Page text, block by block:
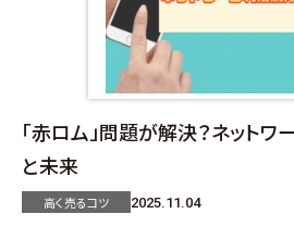
「赤ロム」問題が解決？ネット
と未来
高く売るコツ 2025.11.04